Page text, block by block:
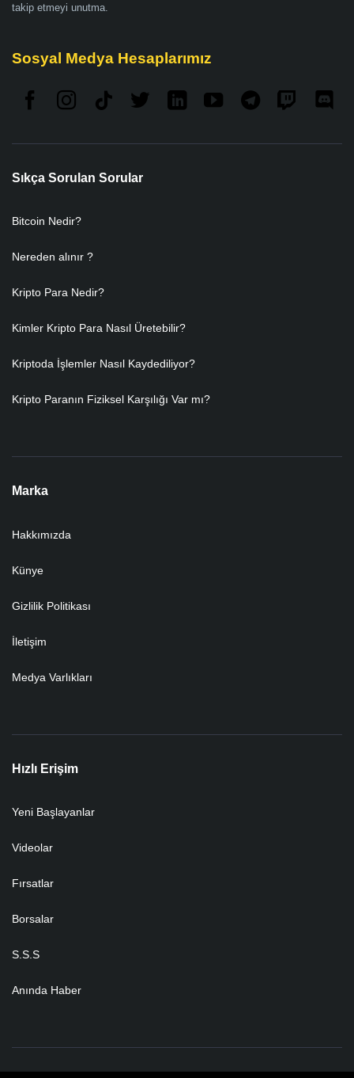
takip etmeyi unutma.
Sosyal Medya Hesaplarımız
Sıkça Sorulan Sorular
Bitcoin Nedir?
Nereden alınır ?
Kripto Para Nedir?
Kimler Kripto Para Nasıl Üretebilir?
Kriptoda İşlemler Nasıl Kaydediliyor?
Kripto Paranın Fiziksel Karşılığı Var mı?
Marka
Hakkımızda
Künye
Gizlilik Politikası
İletişim
Medya Varlıkları
Hızlı Erişim
Yeni Başlayanlar
Videolar
Fırsatlar
Borsalar
S.S.S
Anında Haber